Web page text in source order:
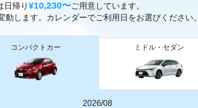
日帰り ¥10,230〜ご用意しています。
します。カレンダーでご利用日をお選びください。
コンパクトカー ミドル・セダン
2026/08